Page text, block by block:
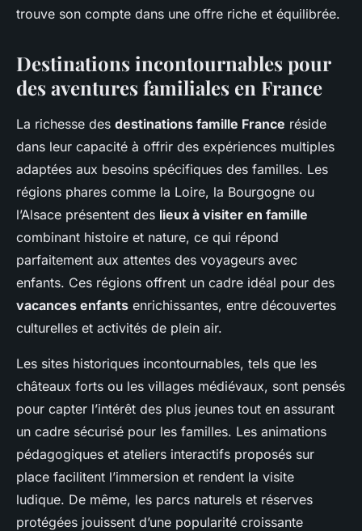
trouve son compte dans une offre riche et équilibrée.
Destinations incontournables pour
des aventures familiales en France
La richesse des destinations famille France réside
dans leur capacité à offrir des expériences multiples
adaptées aux besoins spécifiques des familles. Les
régions phares comme la Loire, la Bourgogne ou
l’Alsace présentent des lieux à visiter en famille
combinant histoire et nature, ce qui répond
parfaitement aux attentes des voyageurs avec
enfants. Ces régions offrent un cadre idéal pour des
vacances enfants enrichissantes, entre découvertes
culturelles et activités de plein air.
Les sites historiques incontournables, tels que les
châteaux forts ou les villages médiévaux, sont pensés
pour capter l’intérêt des plus jeunes tout en assurant
un cadre sécurisé pour les familles. Les animations
pédagogiques et ateliers interactifs proposés sur
place facilitent l’immersion et rendent la visite
ludique. De même, les parcs naturels et réserves
protégées jouissent d’une popularité croissante